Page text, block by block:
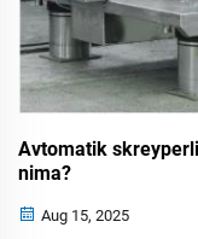
Avtomatik
nima?
Aug 15, 2025